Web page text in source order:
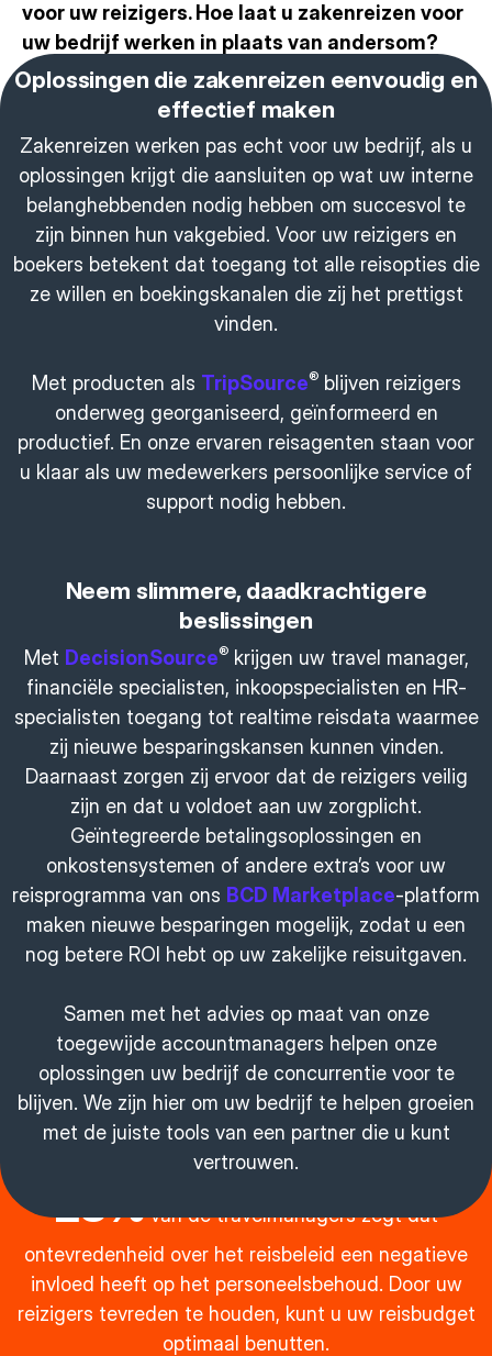
voor uw reizigers. Hoe laat u zakenreizen voor
uw bedrijf werken in plaats van andersom?
Oplossingen die zakenreizen eenvoudig en
effectief maken
Zakenreizen werken pas echt voor uw bedrijf, als u
oplossingen krijgt die aansluiten op wat uw interne
belanghebbenden nodig hebben om succesvol te
zijn binnen hun vakgebied. Voor uw reizigers en
boekers betekent dat toegang tot alle reisopties die
ze willen en boekingskanalen die zij het prettigst
vinden.
Met producten als TripSource®blijven reizigers
onderweg georganiseerd, geïnformeerd en
productief. En onze ervaren reisagenten staan voor
u klaar als uw medewerkers persoonlijke service of
support nodig hebben.
Neem slimmere, daadkrachtigere
beslissingen
Met DecisionSource®krijgen uw travel manager,
financiële specialisten, inkoopspecialisten en HR-
specialisten toegang tot realtime reisdata waarmee
zij nieuwe besparingskansen kunnen vinden.
Daarnaast zorgen zij ervoor dat de reizigers veilig
zijn en dat u voldoet aan uw zorgplicht.
Geïntegreerde betalingsoplossingen en
onkostensystemen of andere extra’s voor uw
reisprogramma van ons BCD Marketplace-platform
maken nieuwe besparingen mogelijk, zodat u een
nog betere ROI hebt op uw zakelijke reisuitgaven.
Samen met het advies op maat van onze
toegewijde accountmanagers helpen onze
oplossingen uw bedrijf de concurrentie voor te
blijven. We zijn hier om uw bedrijf te helpen groeien
met de juiste tools van een partner die u kunt
vertrouwen.
28%van de travelmanagers zegt dat
ontevredenheid over het reisbeleid een negatieve
invloed heeft op het personeelsbehoud. Door uw
reizigers tevreden te houden, kunt u uw reisbudget
optimaal benutten.